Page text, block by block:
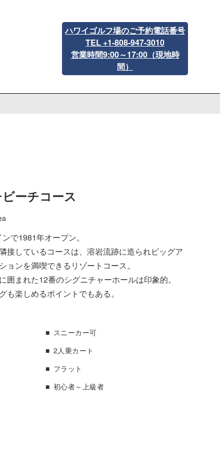
ハワイゴルフ場のご予約電話番号
TEL +1-808-947-3010
営業時間9:00～17:00（現地時
間）
ーチコース
で1981年オープン。
接しているコースは、溶岩流跡に造られビッグア
ョンを満喫できるリゾートコース。
囲まれた12番のシグニチャーホールは印象的。
も楽しめるポイントでもある。
スニーカー可
2人乗カート
フラット
初心者～上級者